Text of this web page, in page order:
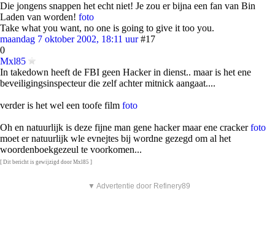
Die jongens snappen het echt niet! Je zou er bijna een fan van Bin
Laden van worden! foto
Take what you want, no one is going to give it too you.
maandag 7 oktober 2002, 18:11 uur #17
0
Mxl85
In takedown heeft de FBI geen Hacker in dienst.. maar is het ene
beveiligingsinspecteur die zelf achter mitnick aangaat....
verder is het wel een toofe film foto
Oh en natuurlijk is deze fijne man gene hacker maar ene crackerfoto
moet er natuurlijk wle evnejtes bij wordne gezegd om al het
woordenboekgezeul te voorkomen...
[ Dit bericht is gewijzigd door Mxl85 ]
▼ Advertentie door Refinery89